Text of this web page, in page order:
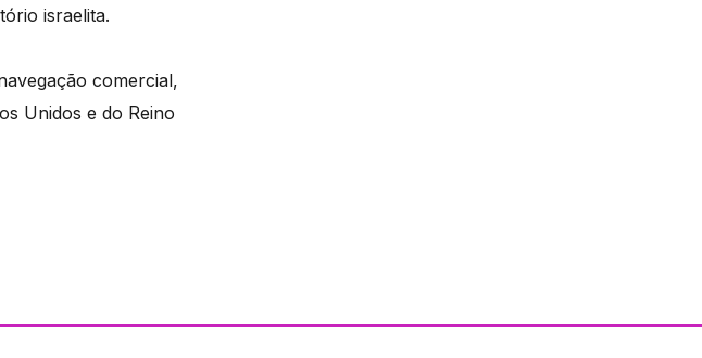
israelita.
comercial,
Unidos e do Reino